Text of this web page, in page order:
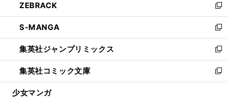
く
で
開
く
ド
ウ
で
開
く
ィ
ン
ド
ウ
で
開
く
い
ウ
ィ
ン
ド
ウ
で
開
ZEBRACK
新
し
い
ウ
ィ
ン
ド
ウ
S-MANGA
新
し
い
ウ
ィ
ン
集英社ジャンプリミックス
新
し
い
ウ
集英社コミック文庫
新
し
少女マンガ